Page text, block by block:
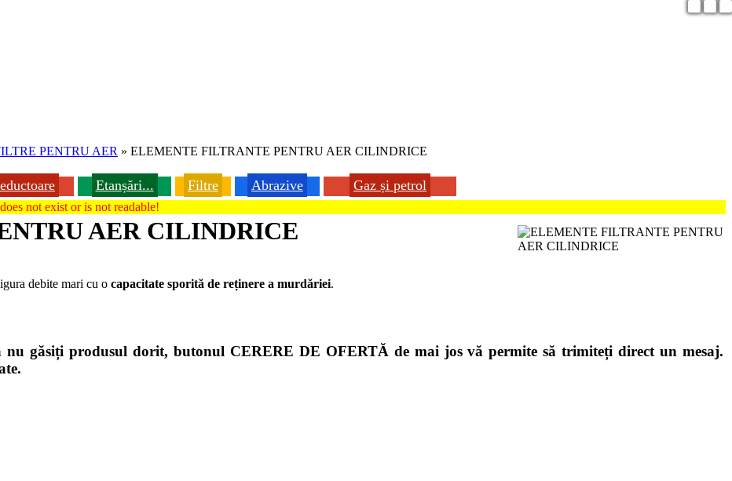
PENTRU AER » ELEMENTE FILTRANTE PENTRU AER CILINDRICE
Etanșări... Filtre Abrazive Gaz și petrol
does not exist or is not readable!
AER CILINDRICE
debite mari cu o capacitate sporită de reținere a murdăriei.
nu găsiți produsul dorit, butonul CERERE DE OFERTĂ de mai jos vă permite să trimiteți direct un mesaj.